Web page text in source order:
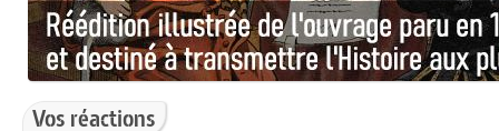
Vos réactions